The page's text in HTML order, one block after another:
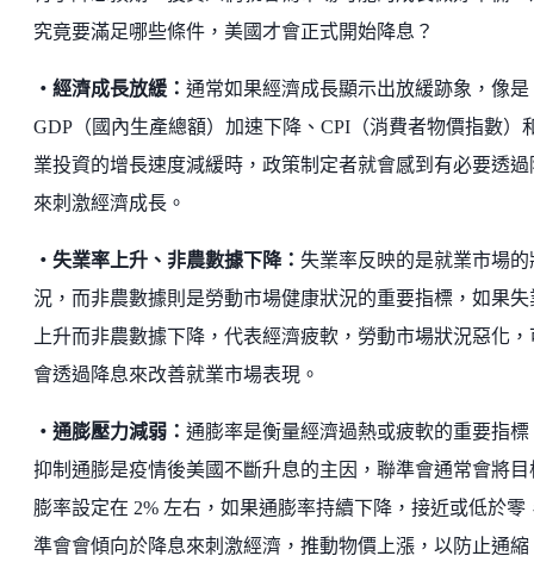
究竟要滿足哪些條件，美國才會正式開始降息？
・經濟成長放緩： 通常如果經濟成長顯示出放緩跡象，像是
GDP（國內生產總額）加速下降、CPI（消費者物價指數）
業投資的增長速度減緩時，政策制定者就會感到有必要透過
來刺激經濟成長。
・失業率上升、非農數據下降： 失業率反映的是就業市場的
況，而非農數據則是勞動市場健康狀況的重要指標，如果失
上升而非農數據下降，代表經濟疲軟，勞動市場狀況惡化，
會透過降息來改善就業市場表現。
・通膨壓力減弱： 通膨率是衡量經濟過熱或疲軟的重要指標
抑制通膨是疫情後美國不斷升息的主因，聯準會通常會將目
膨率設定在 2% 左右，如果通膨率持續下降，接近或低於零
準會會傾向於降息來刺激經濟，推動物價上漲，以防止通縮